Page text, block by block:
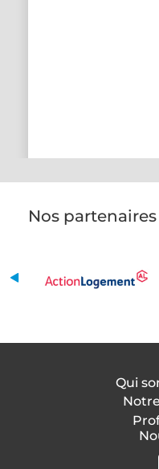
Nos partenaires
Qui